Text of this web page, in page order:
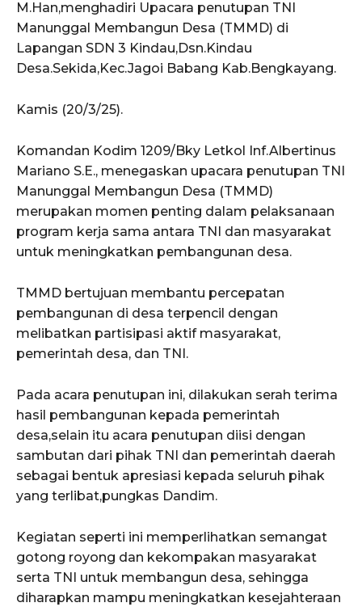
M.Han,menghadiri Upacara penutupan TNI
Manunggal Membangun Desa (TMMD) di
Lapangan SDN 3 Kindau,Dsn.Kindau
Desa.Sekida,Kec.Jagoi Babang Kab.Bengkayang.
Kamis (20/3/25).
Komandan Kodim 1209/Bky Letkol Inf.Albertinus
Mariano S.E., menegaskan upacara penutupan TNI
Manunggal Membangun Desa (TMMD)
merupakan momen penting dalam pelaksanaan
program kerja sama antara TNI dan masyarakat
untuk meningkatkan pembangunan desa.
TMMD bertujuan membantu percepatan
pembangunan di desa terpencil dengan
melibatkan partisipasi aktif masyarakat,
pemerintah desa, dan TNI.
Pada acara penutupan ini, dilakukan serah terima
hasil pembangunan kepada pemerintah
desa,selain itu acara penutupan diisi dengan
sambutan dari pihak TNI dan pemerintah daerah
sebagai bentuk apresiasi kepada seluruh pihak
yang terlibat,pungkas Dandim.
Kegiatan seperti ini memperlihatkan semangat
gotong royong dan kekompakan masyarakat
serta TNI untuk membangun desa, sehingga
diharapkan mampu meningkatkan kesejahteraan